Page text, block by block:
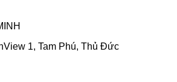
1, Tam Phú, Thủ Đức